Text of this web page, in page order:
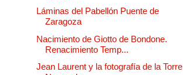
Láminas del Pabellón Puente de
Zaragoza
Nacimiento de Giotto de Bondone.
Renacimiento Temp...
Jean Laurent y la fotografía de la Torre